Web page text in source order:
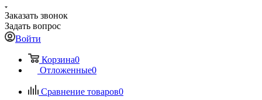
Заказать звонок
Задать вопрос
Войти
Корзина0
Отложенные0
Сравнение товаров0